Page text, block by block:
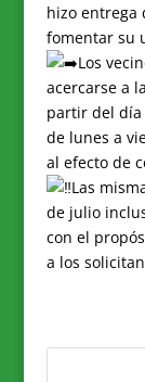
hizo entrega
fomentar su
Los
acercarse a
partir del día
de lunes a
al efecto de
Las
de julio
con el
a los